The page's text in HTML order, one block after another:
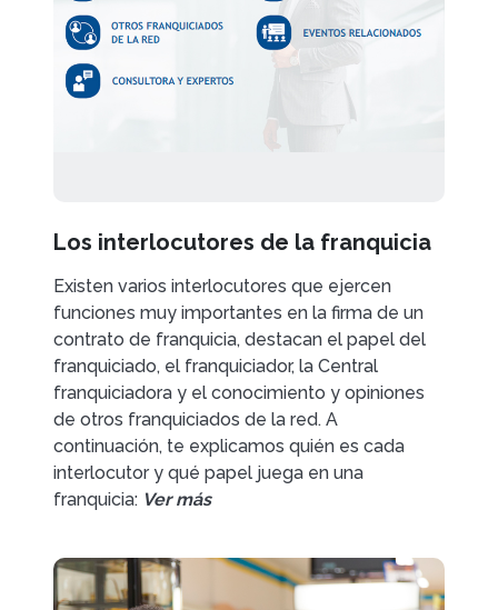
Los interlocutores de la franquicia
Existen varios interlocutores que ejercen
funciones muy importantes en la firma de un
contrato de franquicia, destacan el papel del
franquiciado, el franquiciador, la Central
franquiciadora y el conocimiento y opiniones
de otros franquiciados de la red. A
continuación, te explicamos quién es cada
interlocutor y qué papel juega en una
franquicia: Ver más